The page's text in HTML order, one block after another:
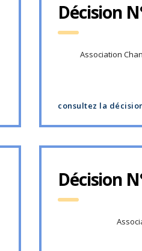
Décision
Association
consultez la
Décision